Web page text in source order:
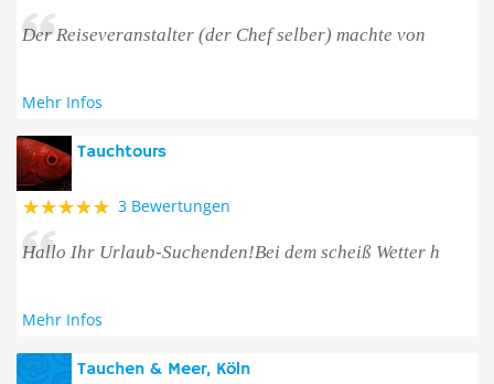
Der Reiseveranstalter (der Chef selber) machte von
Mehr Infos
Tauchtours
3 Bewertungen
Hallo Ihr Urlaub-Suchenden!Bei dem scheiß Wetter h
Mehr Infos
Tauchen & Meer, Köln